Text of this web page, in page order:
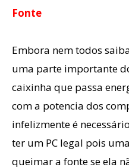
Fonte
Embora nem todos
uma parte importante
caixinha que passa
com a potencia dos
infelizmente é
ter um PC legal pois
queimar a fonte se ela